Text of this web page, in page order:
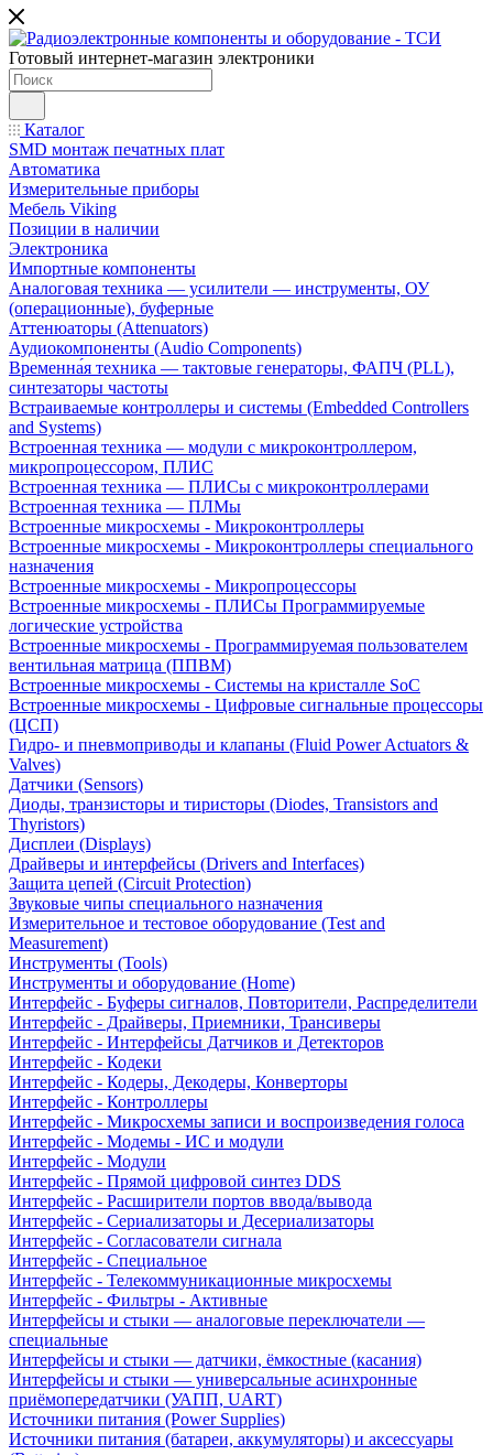
Готовый интернет-магазин электроники
Каталог
SMD монтаж печатных плат
Автоматика
Измерительные приборы
Мебель Viking
Позиции в наличии
Электроника
Импортные компоненты
Аналоговая техника — усилители — инструменты, ОУ
(операционные), буферные
Аттенюаторы (Attenuators)
Аудиокомпоненты (Audio Components)
Временна́я техника — тактовые генераторы, ФАПЧ (PLL),
синтезаторы частоты
Встраиваемые контроллеры и системы (Embedded Controllers
and Systems)
Встроенная техника — модули с микроконтроллером,
микропроцессором, ПЛИС
Встроенная техника — ПЛИСы с микроконтроллерами
Встроенная техника — ПЛМы
Встроенные микросхемы - Микроконтроллеры
Встроенные микросхемы - Микроконтроллеры специального
назначения
Встроенные микросхемы - Микропроцессоры
Встроенные микросхемы - ПЛИСы Программируемые
логические устройства
Встроенные микросхемы - Программируемая пользователем
вентильная матрица (ППВМ)
Встроенные микросхемы - Системы на кристалле SoC
Встроенные микросхемы - Цифровые сигнальные процессоры
(ЦСП)
Гидро- и пневмоприводы и клапаны (Fluid Power Actuators &
Valves)
Датчики (Sensors)
Диоды, транзисторы и тиристоры (Diodes, Transistors and
Thyristors)
Дисплеи (Displays)
Драйверы и интерфейсы (Drivers and Interfaces)
Защита цепей (Circuit Protection)
Звуковые чипы специального назначения
Измерительное и тестовое оборудование (Test and
Measurement)
Инструменты (Tools)
Инструменты и оборудование (Home)
Интерфейс - Буферы сигналов, Повторители, Распределители
Интерфейс - Драйверы, Приемники, Трансиверы
Интерфейс - Интерфейсы Датчиков и Детекторов
Интерфейс - Кодеки
Интерфейс - Кодеры, Декодеры, Конверторы
Интерфейс - Контроллеры
Интерфейс - Микросхемы записи и воспроизведения голоса
Интерфейс - Модемы - ИС и модули
Интерфейс - Модули
Интерфейс - Прямой цифровой синтез DDS
Интерфейс - Расширители портов ввода/вывода
Интерфейс - Сериализаторы и Десериализаторы
Интерфейс - Согласователи сигнала
Интерфейс - Специальное
Интерфейс - Телекоммуникационные микросхемы
Интерфейс - Фильтры - Активные
Интерфейсы и стыки — аналоговые переключатели —
специальные
Интерфейсы и стыки — датчики, ёмкостные (касания)
Интерфейсы и стыки — универсальные асинхронные
приёмопередатчики (УАПП, UART)
Источники питания (Power Supplies)
Источники питания (батареи, аккумуляторы) и аксессуары